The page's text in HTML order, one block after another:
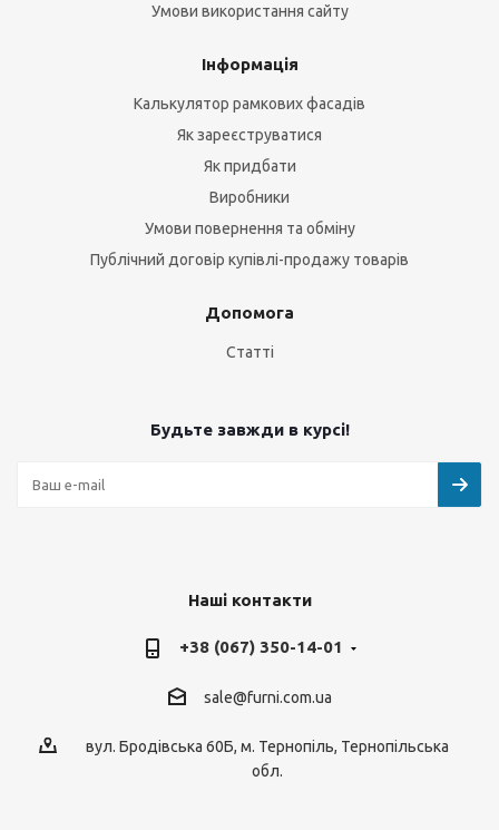
Умови використання сайту
Інформація
Калькулятор рамкових фасадів
Як зареєструватися
Як придбати
Виробники
Умови повернення та обміну
Публічний договір купівлі-продажу товарів
Допомога
Статті
Будьте завжди в курсі!
Наші контакти
+38 (067) 350-14-01
sale@furni.com.ua
вул. Бродівська 60Б, м. Тернопіль, Тернопільська
обл.